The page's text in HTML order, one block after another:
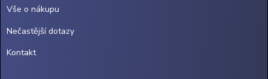
Vše o nákupu
Nečastější dotazy
Kontakt